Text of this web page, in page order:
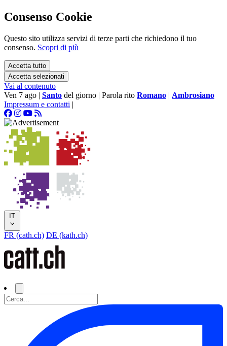
Consenso Cookie
Questo sito utilizza servizi di terze parti che richiedono il tuo
consenso. Scopri di più
Accetta tutto
Accetta selezionati
Vai al contenuto
Ven 7 ago | Santo del giorno | Parola rito Romano | Ambrosiano
Impressum e contatti |
IT
FR (cath.ch) DE (kath.ch)